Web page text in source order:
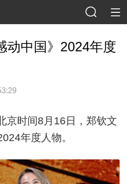
动中国》2024年度
京时间8月16日，郑钦文
年度人物。